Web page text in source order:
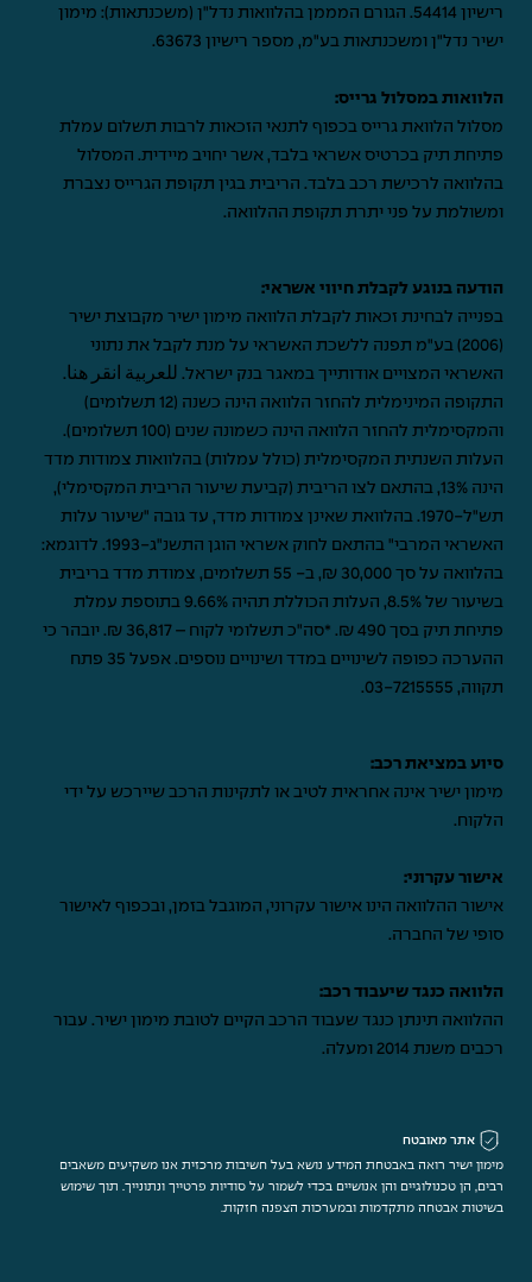
רישיון 54414. הגורם המממן בהלוואות נדל"ן (משכנתאות): מימון
ישיר נדל"ן ומשכנתאות בע"מ, מספר רישיון 63673.
הלוואות במסלול גרייס:
מסלול הלוואת גרייס בכפוף לתנאי הזכאות לרבות תשלום עמלת
פתיחת תיק בכרטיס אשראי בלבד, אשר יחויב מיידית. המסלול
בהלוואה לרכישת רכב בלבד. הריבית בגין תקופת הגרייס נצברת
ומשולמת על פני יתרת תקופת ההלוואה.
הודעה בנוגע לקבלת חיווי אשראי:
בפנייה לבחינת זכאות לקבלת הלוואה מימון ישיר מקבוצת ישיר
(2006) בע"מ תפנה ללשכת האשראי על מנת לקבל את נתוני
האשראי המצויים אודותייך במאגר בנק ישראל. للعربية انقر هنا .
התקופה המינימלית להחזר הלוואה הינה כשנה (12 תשלומים)
והמקסימלית להחזר הלוואה הינה כשמונה שנים (100 תשלומים).
העלות השנתית המקסימלית (כולל עמלות) בהלוואות צמודות מדד
הינה 13%, בהתאם לצו הריבית (קביעת שיעור הריבית המקסימלי),
תש"ל-1970. בהלוואת שאינן צמודות מדד, עד גובה "שיעור עלות
האשראי המרבי" בהתאם לחוק אשראי הוגן התשנ"ג-1993. לדוגמא:
בהלוואה על סך 30,000 ₪, ב- 55 תשלומים, צמודת מדד בריבית
בשיעור של 8.5%, העלות הכוללת תהיה 9.66% בתוספת עמלת
פתיחת תיק בסך 490 ₪. *סה"כ תשלומי לקוח – 36,817 ₪. יובהר כי
ההערכה כפופה לשינויים במדד ושינויים נוספים. אפעל 35 פתח
תקווה, 03-7215555
.
סיוע במציאת רכב:
מימון ישיר אינה אחראית לטיב או לתקינות הרכב שיירכש על ידי
הלקוח.
אישור עקרוני:
אישור ההלוואה הינו אישור עקרוני, המוגבל בזמן, ובכפוף לאישור
סופי של החברה.
הלוואה כנגד שיעבוד רכב:
ההלוואה תינתן כנגד שעבוד הרכב הקיים לטובת מימון ישיר. עבור
רכבים משנת 2014 ומעלה.
אתר מאובטח
מימון ישיר רואה באבטחת המידע נושא בעל חשיבות מרכזית אנו משקיעים משאבים
רבים, הן טכנולוגיים והן אנושיים בכדי לשמור על סודיות פרטייך ונתונייך. תוך שימוש
בשיטות אבטחה מתקדמות ובמערכות הצפנה חזקות.